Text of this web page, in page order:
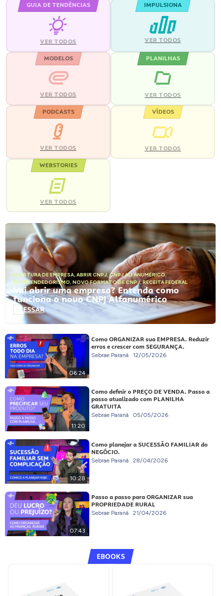
GUIA DE TENDÊNCIAS
VER TODOS
IMPULSIONA
VER TODOS
MODELOS
VER TODOS
PLANILHAS
VER TODOS
PODCASTS
VER TODOS
VÍDEOS
VER TODOS
WEBSTORIES
VER TODOS
ABERTURA DE EMPRESA, ABRIR CNPJ,CNPJ ALFANUMÉRICO,
EMPREENDEDORISMO, NOVO FORMATO DE CNPJ,RECEITA FEDERAL
Vai abrir uma empresa? Entenda como
funciona o novo CNPJ Alfanumérico
ACESSAR
06:24
Como ORGANIZAR sua EMPRESA. Reduzir
erros e crescer com SEGURANÇA.
Sebrae Paraná 12/05/2026
11:20
Como definir o PREÇO DE VENDA. Passo a
passo atualizado com PLANILHA
GRATUITA
Sebrae Paraná 05/05/2026
10:28
Como planejar a SUCESSÃO FAMILIAR do
NEGÓCIO.
Sebrae Paraná 28/04/2026
07:43
Passo a passo para ORGANIZAR sua
PROPRIEDADE RURAL
Sebrae Paraná 21/04/2026
EBOOKS